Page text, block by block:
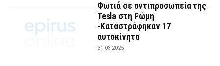
Φωτιά σε αντιπροσωπεία της
Tesla στη Ρώμη
-Καταστράφηκαν 17
αυτοκίνητα
31.03.2025